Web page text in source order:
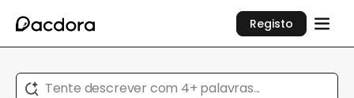
Registo
Tente descrever com 4+ palavras...